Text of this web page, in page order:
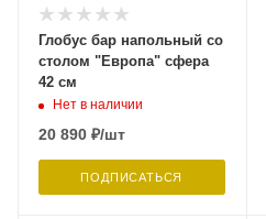
Глобус бар напольный со
столом "Европа" сфера
42 см
Нет в наличии
20 890 ₽/шт
ПОДПИСАТЬСЯ